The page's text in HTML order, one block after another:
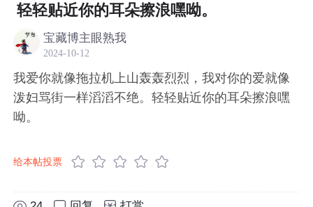
轻轻贴近你的耳朵擦浪嘿呦。
宝藏博主眼熟我
2024-10-12
我爱你就像拖拉机上山轰轰烈烈，我对你的爱就像
泼妇骂街一样滔滔不绝。轻轻贴近你的耳朵擦浪嘿
呦。
给本帖投票